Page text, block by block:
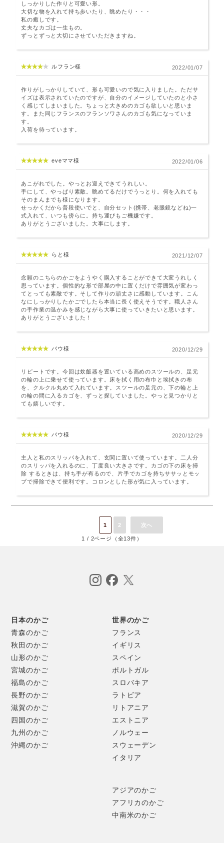
しっかりした作りと可愛い形。
大切な物を入れて持ち歩いたり、眺めたり・・・
私の癒しです。
丈夫なカゴは一生もの。
ずっとずっと大切にさせていただきますね。
ルフラン様 2022/01/07
作りがしっかりしていて、形も可愛いので気に入りました。ただサ
イズは表示されていたのですが、自分のイメージしていたのと小さ
く感じてしまいました。ちょっと大きめのカゴも欲しいと思いま
す。また同じフランスのフランソワさんのカゴも気になっていま
す。
入荷を待っています。
eveママ様 2022/01/06
あこがれでした。やっとお迎えできてうれしい。
手にして、やっぱり素敵。眺めてるだけでうっとり。何を入れても
そのまんまでも様になります。
せっかくだから普段使いでと、自分セット(携帯、老眼鏡などね)一
式入れて、いつも傍らに。持ち運びもご機嫌です。
ありがとうございました。大事にします。
らと様 2021/12/07
念願のこちらのかごをようやく購入することができて大変うれしく
思っています。個性的な形で部屋の中に置くだけで雰囲気が変わっ
てとっても素敵です。そして作りの頑丈さに感動しています。こん
なにしっかりしたかごでしたら本当に長く使えそうです。職人さん
の手作業の温かみを感じながら大事に使っていきたいと思います。
ありがとうございました！
バウ様 2020/12/29
リピートです。今回は炊飯器を置いている高めのスツールの、足元
の輪の上に乗せて使っています。床を拭く用の布巾と埃拭きの布
を、クルクル丸めて入れています。スツールの足元の、下の輪と上
の輪の間に入るカゴを、ずっと探していました。やっと見つかりと
ても嬉しいです。
バウ様 2020/12/29
主人と私のスリッパを入れて、玄関に置いて使っています。二人分
のスリッパを入れるのに、丁度良い大きさです。カゴの下の床を掃
除 するときは、持ち手が有るので、片手でカゴを持ちササッとモッ
プで掃除できて便利です。コロンとした形が気に入っています。
1 2 次へ
1 / 2ページ（全13件）
日本のかご
青森のかご
秋田のかご
山形のかご
宮城のかご
福島のかご
長野のかご
滋賀のかご
四国のかご
九州のかご
沖縄のかご
世界のかご
フランス
イギリス
スペイン
ポルトガル
スロバキア
ラトビア
リトアニア
エストニア
ノルウェー
スウェーデン
イタリア
アジアのかご
アフリカのかご
中南米のかご